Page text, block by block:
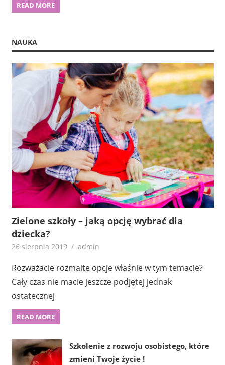
READ MORE
NAUKA
Zielone szkoły – jaką opcję wybrać dla
dziecka?
26 sierpnia 2019 admin
Rozważacie rozmaite opcje właśnie w tym temacie?
Cały czas nie macie jeszcze podjętej jednak
ostatecznej
READ MORE
Szkolenie z rozwoju osobistego, które
zmieni Twoje życie !